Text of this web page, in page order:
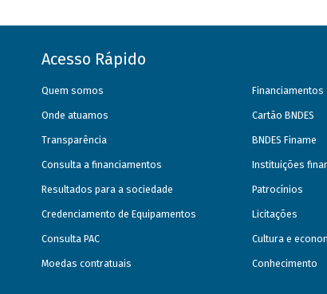
Acesso Rápido
Quem somos
Onde atuamos
Transparência
Consulta a financiamentos
Resultados para a sociedade
Credenciamento de Equipamentos
Consulta PAC
Moedas contratuais
Financiamentos
Cartão BNDES
BNDES Finame
Instituições
Patrocínios
Licitações
Cultura e
Conhecimento